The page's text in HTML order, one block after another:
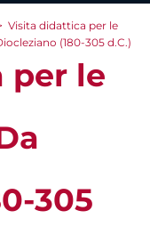
Visita didattica per le
(180-305 d.C.)
per le
305